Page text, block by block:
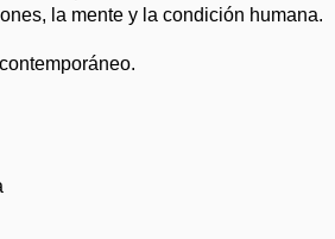
la mente y la condición humana.